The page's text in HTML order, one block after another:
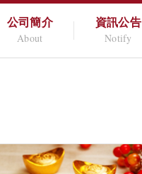
公司簡介
About
資訊公告
Notify